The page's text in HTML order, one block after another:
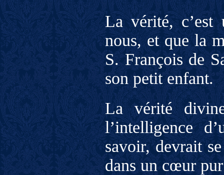
La vérité, c’est
nous, et que la
S. François de
son petit enfant.
La vérité
l’intelligence
savoir, devrait
dans un cœur